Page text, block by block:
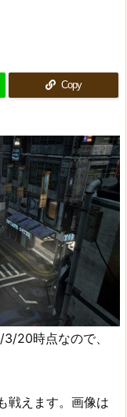
Copy
20時点なので、
戦えます。画像は